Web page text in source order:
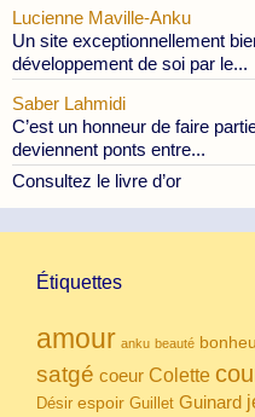
Lucienne Maville-Anku
Un site exceptionnellement
développement de soi par le...
Saber Lahmidi
C’est un honneur de faire
deviennent ponts entre...
Consultez le livre d’or
Étiquettes
amour anku beauté
satgé coeur Colette
Désir espoir Guillet Guinard